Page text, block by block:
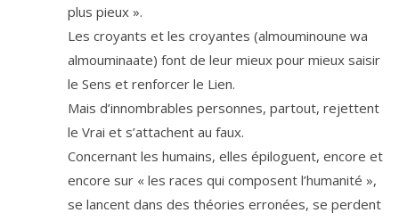
plus pieux ».
Les croyants et les croyantes (almou­mi­noune wa
almou­mi­naate) font de leur mieux pour mieux sai­sir
le Sens et ren­for­cer le Lien.
Mais d’innombrables per­sonnes, par­tout, rejettent
le Vrai et s’attachent au faux.
Concernant les humains, elles épi­loguent, encore et
encore sur « les races qui com­posent l’humanité »,
se lancent dans des théo­ries erro­nées, se perdent